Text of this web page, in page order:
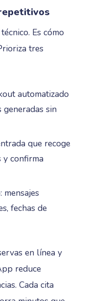
Es cómo
tres
automatizado
generadas sin
que recoge
y confirma
mensajes
fechas de
en línea y
reduce
Cada cita